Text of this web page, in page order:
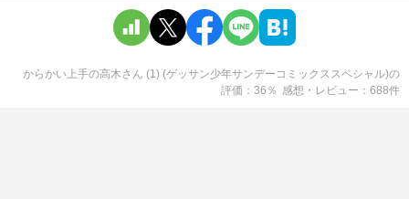
からかい上手の高木さん (1) (ゲッサン少年サンデーコミックススペシャル)の
評価
36 ％ 感想・レビュー 688件